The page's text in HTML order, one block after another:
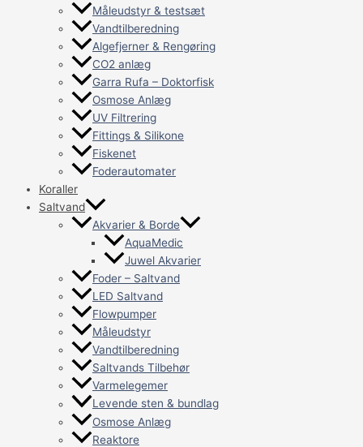
Måleudstyr & testsæt
Vandtilberedning
Algefjerner & Rengøring
CO2 anlæg
Garra Rufa – Doktorfisk
Osmose Anlæg
UV Filtrering
Fittings & Silikone
Fiskenet
Foderautomater
Koraller
Saltvand
Akvarier & Borde
AquaMedic
Juwel Akvarier
Foder – Saltvand
LED Saltvand
Flowpumper
Måleudstyr
Vandtilberedning
Saltvands Tilbehør
Varmelegemer
Levende sten & bundlag
Osmose Anlæg
Reaktore